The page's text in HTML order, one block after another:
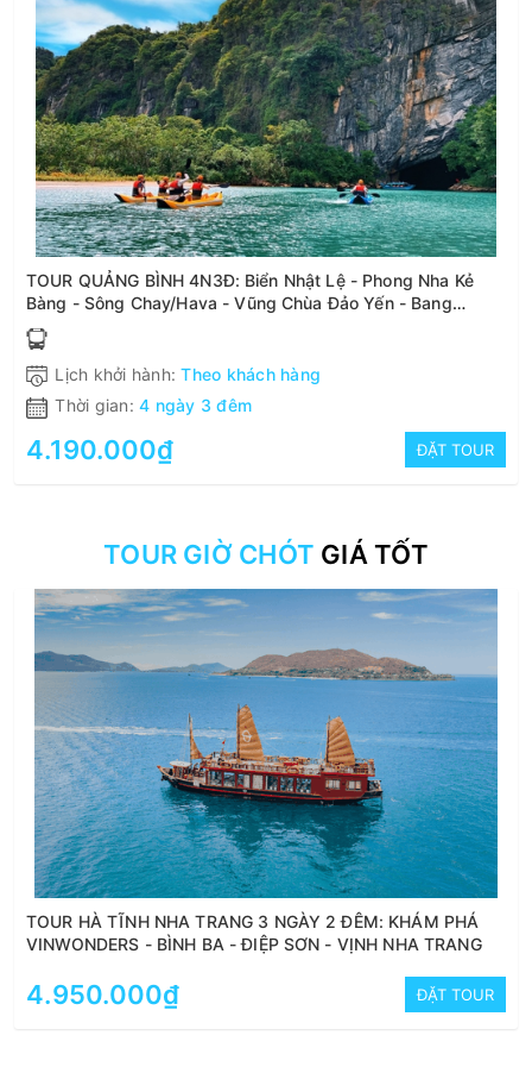
TOUR QUẢNG BÌNH 4N3Đ: Biển Nhật Lệ - Phong Nha Kẻ
Bàng - Sông Chay/Hava - Vũng Chùa Đảo Yến - Bang
Onsen
Lịch khởi hành:Theo khách hàng
Thời gian: 4 ngày 3 đêm
4.190.000₫ ĐẶT TOUR
TOUR GIỜ CHÓT GIÁ TỐT
TOUR HÀ TĨNH NHA TRANG 3 NGÀY 2 ĐÊM: KHÁM PHÁ
VINWONDERS - BÌNH BA - ĐIỆP SƠN - VỊNH NHA TRANG
4.950.000₫ ĐẶT TOUR